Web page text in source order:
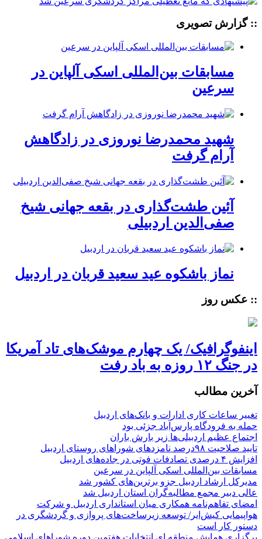
:: گزارش تصویری
مسابقات بین‌المللی اسکی آلپاین در
سرعین
شهید محمدرضا نوروزی در زادگاهش
آرام گرفت
آئین طشت‌گذاری در بقعه جهانی شیخ
صفی‌الدین اردبیلی
نماز باشکوه عید سعید قربان در اردبیل
:: عکس روز
اینفوگرافیک/ یک چهارم موشک‌های تاد آمریکا
در جنگ ۱۲ روزه به باد رفت
آخرین مطالب
تغییر ساعات کاری ادارات و بانک‌های اردبیل
حمله به فرودگاه پارس‌‌آباد جزئی بود
اجتماع عظیم اردبیلی‌ها زیر بارش باران
تایید صلاحیت ۹۸درصد نامزدهای شوراهای روستای اردبیل
افزایش ۴ درصدی تصادفات فوتی در جاده‌های اردبیل
مسابقات بین‌المللی اسکی آلپاین در سرعین
مدیرکل ارشاد اردبیل جزو برترین‌های کشور شد
عالی دبیر مجمع مطالبه‌گران استان اردبیل شد
امضای تفاهم‌نامه همکاری میان استانداری اردبیل و شرکت
هواپیمایی کیش‌ایر/ توسعه زیرساخت‌های پروازی و گردشگری در
دستور کار است
برگزاری همایش منطقه ای انتخابات هفتمین دوره شوراهای اسلامی